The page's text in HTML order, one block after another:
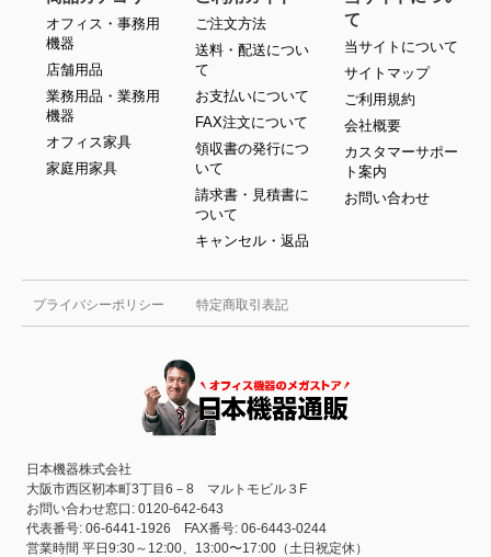
プライバシーポリシー 特定商取引表記
日本機器株式会社
大阪市西区靭本町3丁目6－8 マルトモビル３F
お問い合わせ窓口: 0120-642-643
代表番号: 06-6441-1926 FAX番号: 06-6443-0244
営業時間 平日9:30～12:00、13:00〜17:00（土日祝定休）
オフィス・事務用
機器
店舗用品
業務用品・業務用
機器
オフィス家具
家庭用家具
ご注文方法
送料・配送につい
て
お支払いについて
FAX注文について
領収書の発行につ
いて
請求書・見積書に
ついて
キャンセル・返品
て
当サイトについて
サイトマップ
ご利用規約
会社概要
カスタマーサポー
ト案内
お問い合わせ